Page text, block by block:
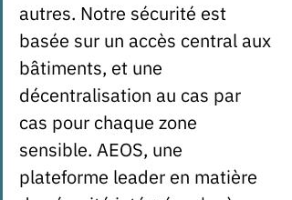
autres. Notre sécurité est
basée sur un accès central aux
bâtiments, et une
décentralisation au cas par
cas pour chaque zone
sensible. AEOS, une
plateforme leader en matière